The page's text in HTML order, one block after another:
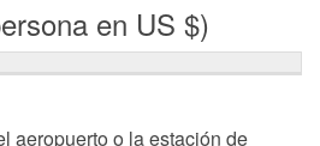
en US $)
aeropuerto o la estación de